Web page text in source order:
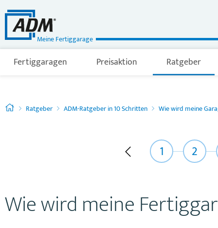
Meine Fertiggarage
Fertiggaragen Preisaktion Ratgeber
Ratgeber ADM-Ratgeber in 10 Schritten Wie wird meine
1 2
Wie wird meine